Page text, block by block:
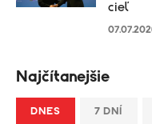
cieľ
Najčítanejšie
DNES 7 DNÍ